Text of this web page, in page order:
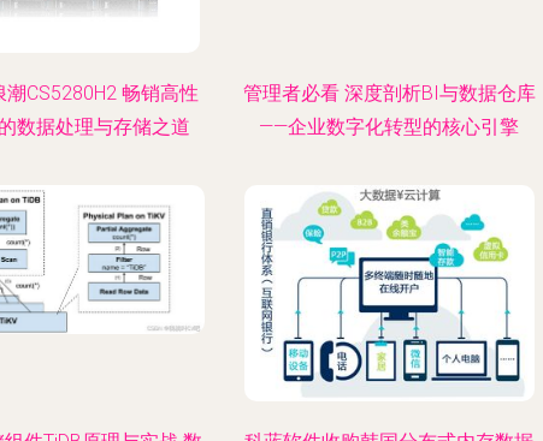
CS5280H2 畅销高性
数据处理与存储之道
管理者必看 深度剖析BI与数据仓库
——企业数字化转型的核心引擎